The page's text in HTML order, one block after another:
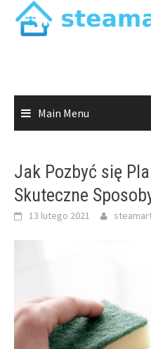
Main Menu
Jak Pozbyć się
Skuteczne
13 lutego 2021